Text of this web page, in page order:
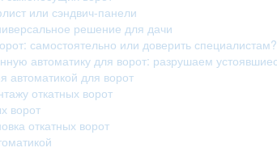
или сэндвич-панели
решение для дачи
самостоятельно или доверить специалистам?
автоматику для ворот: разрушаем
автоматикой для ворот
откатных ворот
ворот
откатных ворот